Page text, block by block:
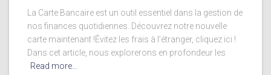
La Carte Bancaire est un outil essentiel dans la gestion de
nos finances quotidiennes. Découvrez notre nouvelle
carte maintenant !Évitez les frais à l’étranger, cliquez ici !
Dans cet article, nous explorerons en profondeur les
Read more…